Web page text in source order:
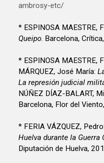
ambrosy-etc/
* ESPINOSA MAESTRE,
Queipo. Barcelona,
* ESPINOSA MAESTRE,
MÁRQUEZ, José María:
La represión judicial
NÚÑEZ DÍAZ-BALART,
Barcelona, Flor del
* FERIA VÁZQUEZ,
Huelva durante la Guerra
Diputación de Huelva,